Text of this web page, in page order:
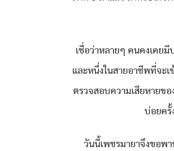
เชื่อว่าหลายๆ คนคงเคย
และหนึ่งในสายอาชีพที่จะ
ตรวจสอบความเสียหายขอ
บ่อยครั้
วันนี้เพชรมายาจึงขอพ